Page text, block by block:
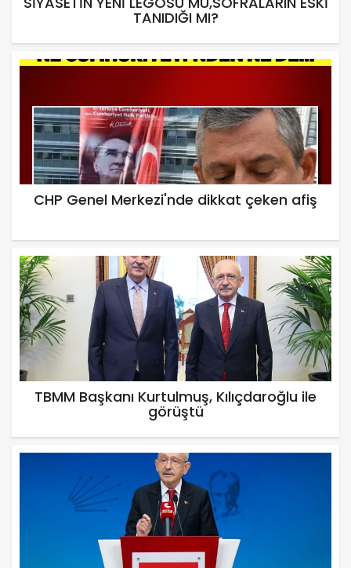
TANIDIĞI MI?
CHP Genel Merkezi'nde dikkat çeken afiş
TBMM Başkanı Kurtulmuş, Kılıçdaroğlu ile
görüştü